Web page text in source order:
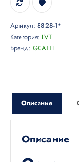
Артикул:8828-1*
Категория: LVT
Бренд:GCATTI
Описание
Описание